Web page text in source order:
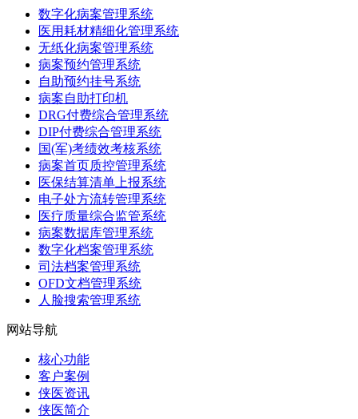
数字化病案管理系统
医用耗材精细化管理系统
无纸化病案管理系统
病案预约管理系统
自助预约挂号系统
病案自助打印机
DRG付费综合管理系统
DIP付费综合管理系统
国(军)考绩效考核系统
病案首页质控管理系统
医保结算清单上报系统
电子处方流转管理系统
医疗质量综合监管系统
病案数据库管理系统
数字化档案管理系统
司法档案管理系统
OFD文档管理系统
人脸搜索管理系统
网站导航
核心功能
客户案例
侠医资讯
侠医简介